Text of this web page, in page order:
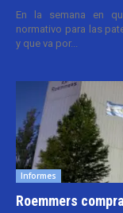
En la semana en
normativo para las
y que va por...
Informes
Roemmers